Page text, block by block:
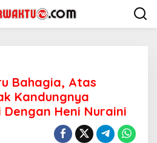
Bahagia, Atas
Kandungnya
Heni Nuraini